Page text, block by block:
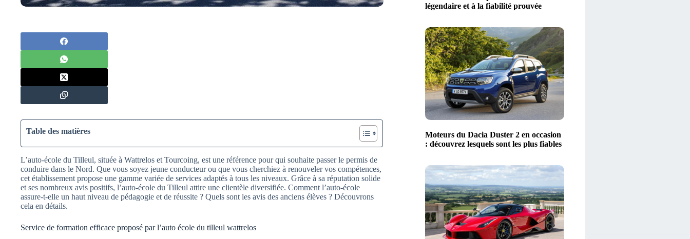
Table des matières
L’auto-école du Tilleul, située à Wattrelos et Tourcoing, est une référence pour qui souhaite passer le permis de
conduire dans le Nord. Que vous soyez jeune conducteur ou que vous cherchiez à renouveler vos compétences,
cet établissement propose une gamme variée de services adaptés à tous les niveaux. Grâce à sa réputation solide
et ses nombreux avis positifs, l’auto-école du Tilleul attire une clientèle diversifiée. Comment l’auto-école
assure-t-elle un haut niveau de pédagogie et de réussite ? Quels sont les avis des anciens élèves ? Découvrons
cela en détails.
Service de formation efficace proposé par l’auto école du tilleul wattrelos
légendaire et à la fiabilité prouvée
Moteurs du Dacia Duster 2 en occasion
: découvrez lesquels sont les plus fiables